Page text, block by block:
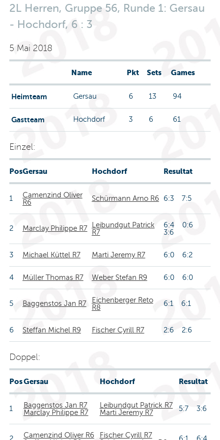
2L Herren, Gruppe 56, Runde 1: Gersau
- Hochdorf, 6 : 3
5 Mai 2018
Name Pkt Sets Games
Heimteam Gersau 6 13 94
Gastteam Hochdorf 3 6 61
Einzel:
PosGersau Hochdorf Resultat
1
Camenzind Oliver
R6
Schürmann Arno R6 6:3 7:5
2 Marclay Philippe R7
Leibundgut Patrick
R7
6:4 0:6
3:6
3 Michael Küttel R7 Marti Jeremy R7 6:0 6:2
4 Müller Thomas R7 Weber Stefan R9 6:0 6:0
5 Baggenstos Jan R7
Eichenberger Reto
R8
6:1 6:1
6 Steffan Michel R9 Fischer Cyrill R7 2:6 2:6
Doppel:
PosGersau Hochdorf Resultat
1
Baggenstos Jan R7
Marclay Philippe R7
Leibundgut Patrick R7
Marti Jeremy R7
5:7 3:6
Camenzind Oliver R6
Fischer Cyrill R7